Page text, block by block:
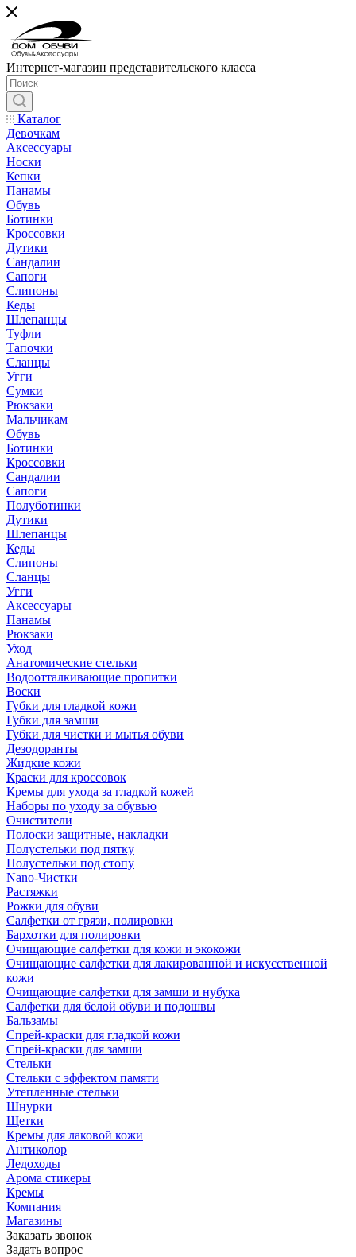
Интернет-магазин представительского класса
Каталог
Девочкам
Аксессуары
Носки
Кепки
Панамы
Обувь
Ботинки
Кроссовки
Дутики
Сандалии
Сапоги
Слипоны
Кеды
Шлепанцы
Туфли
Тапочки
Сланцы
Угги
Сумки
Рюкзаки
Мальчикам
Обувь
Ботинки
Кроссовки
Сандалии
Сапоги
Полуботинки
Дутики
Шлепанцы
Кеды
Слипоны
Сланцы
Угги
Аксессуары
Панамы
Рюкзаки
Уход
Анатомические стельки
Водоотталкивающие пропитки
Воски
Губки для гладкой кожи
Губки для замши
Губки для чистки и мытья обуви
Дезодоранты
Жидкие кожи
Краски для кроссовок
Кремы для ухода за гладкой кожей
Наборы по уходу за обувью
Очистители
Полоски защитные, накладки
Полустельки под пятку
Полустельки под стопу
Nano-Чистки
Растяжки
Рожки для обуви
Салфетки от грязи, полировки
Бархотки для полировки
Очищающие салфетки для кожи и экокожи
Очищающие салфетки для лакированной и искусственной
кожи
Очищающие салфетки для замши и нубука
Салфетки для белой обуви и подошвы
Бальзамы
Спрей-краски для гладкой кожи
Спрей-краски для замши
Стельки
Стельки с эффектом памяти
Утепленные стельки
Шнурки
Щетки
Кремы для лаковой кожи
Антиколор
Ледоходы
Арома стикеры
Кремы
Компания
Магазины
Заказать звонок
Задать вопрос